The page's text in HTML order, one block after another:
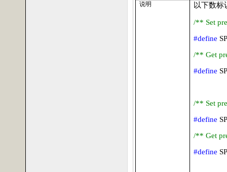
说明
以下数标
/** Set
#define
/** Get
#define
/** Set
#define
/** Get
#define